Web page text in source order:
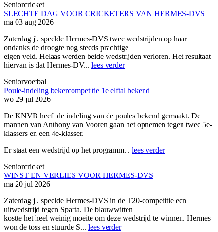
Seniorcricket
SLECHTE DAG VOOR CRICKETERS VAN HERMES-DVS
ma 03 aug 2026
Zaterdag jl. speelde Hermes-DVS twee wedstrijden op haar
ondanks de droogte nog steeds prachtige
eigen veld. Helaas werden beide wedstrijden verloren. Het resultaat
hiervan is dat Hermes-DV... lees verder
Seniorvoetbal
Poule-indeling bekercompetitie 1e elftal bekend
wo 29 jul 2026
De KNVB heeft de indeling van de poules bekend gemaakt. De
mannen van Anthony van Vooren gaan het opnemen tegen twee 5e-
klassers en een 4e-klasser.
Er staat een wedstrijd op het programm... lees verder
Seniorcricket
WINST EN VERLIES VOOR HERMES-DVS
ma 20 jul 2026
Zaterdag jl. speelde Hermes-DVS in de T20-competitie een
uitwedstrijd tegen Sparta. De blauwwitten
kostte het heel weinig moeite om deze wedstrijd te winnen. Hermes
won de toss en stuurde S... lees verder